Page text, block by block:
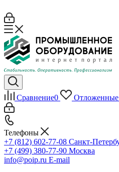
Сравнение0 Отложенные
Телефоны
+7 (812) 602-77-08 Санкт-
+7 (499) 380-77-90 Москва
info@poip.ru E-mail